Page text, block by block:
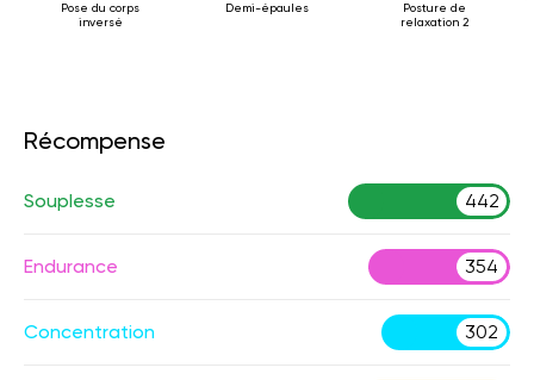
Pose du corps
inversé
Demi-épaules
Posture de
relaxation 2
Récompense
Souplesse 442
Endurance 354
Concentration 302